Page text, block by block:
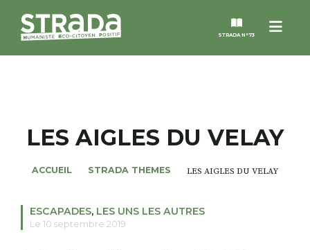
Menu
STRADA N°73
MAGAZINES
NOS THÈMES
STRADA’DATES
LES AIGLES DU VELAY
ACCUEIL STRADA THEMES LES AIGLES DU VELAY
ESCAPADES, LES UNS LES AUTRES
Le 10 septembre 2019